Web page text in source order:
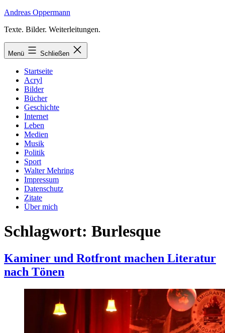
Zum
springen
Andreas Oppermann
Texte. Bilder. Weiterleitungen.
Menü Schließen
Startseite
Acryl
Bilder
Bücher
Geschichte
Internet
Leben
Medien
Musik
Politik
Sport
Walter Mehring
Impressum
Datenschutz
Zitate
Über mich
Schlagwort: Burlesque
Kaminer und Rotfront machen Literatur
nach Tönen